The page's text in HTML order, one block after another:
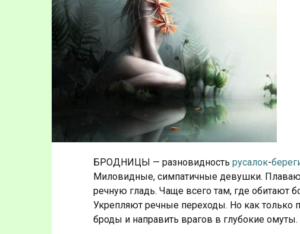
БРОДНИЦЫ — разновидность русалок-
Миловидные, симпатичные девушки.
речную гладь. Чаще всего там, где обитают
Укрепляют речные переходы. Но как только
броды и направить врагов в глубокие омуты.